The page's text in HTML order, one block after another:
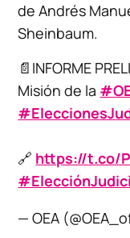
de Andrés
Sheinbaum.
📄INFORME
Misión de la
🔗 https://t.co/
— OEA